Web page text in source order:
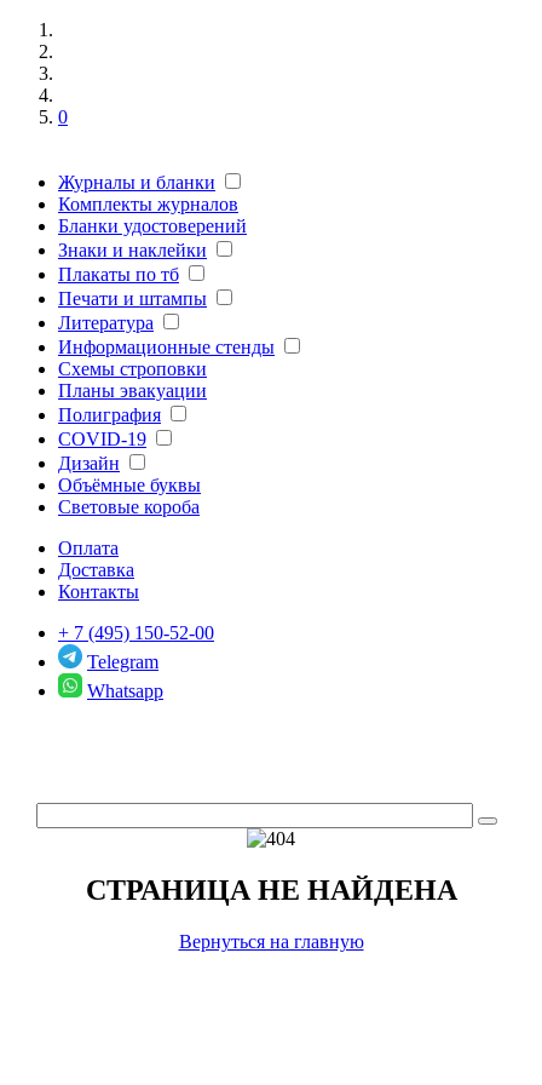
0
Журналы и бланки
Комплекты журналов
Бланки удостоверений
Знаки и наклейки
Плакаты по тб
Печати и штампы
Литература
Информационные стенды
Схемы строповки
Планы эвакуации
Полиграфия
COVID-19
Дизайн
Объёмные буквы
Световые короба
Оплата
Доставка
Контакты
+ 7 (495) 150-52-00
Telegram
Whatsapp
СТРАНИЦА НЕ НАЙДЕНА
Вернуться на главную